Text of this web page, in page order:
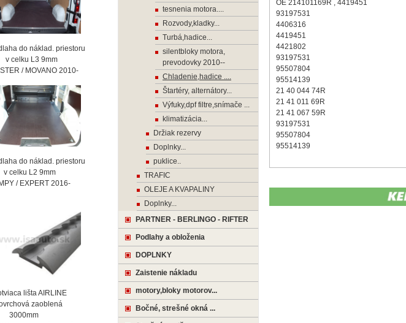
OE 214101169R , 4419451
93197531
4406316
4419451
4421802
93197531
95507804
95514139
21 40 044 74R
21 41 011 69R
21 41 067 59R
93197531
95507804
95514139
tesnenia motora....
Rozvody,kladky...
Turbá,hadice...
silentbloky motora,
prevodovky 2010--
Chladenie,hadice ....
Štartéry, alternátory...
Výfuky,dpf filtre,snímače ...
klimatizácia...
Držiak rezervy
Doplnky...
puklice..
TRAFIC
OLEJE A KVAPALINY
Doplnky...
PARTNER - BERLINGO - RIFTER
Podlahy a obloženia
DOPLNKY
Zaistenie nákladu
motory,bloky motorov...
Bočné, strešné okná ...
do náklad. priestoru
L3 9mm
/ MOVANO 2010-
do náklad. priestoru
L2 9mm
/ EXPERT 2016-
lišta AIRLINE
zaoblená